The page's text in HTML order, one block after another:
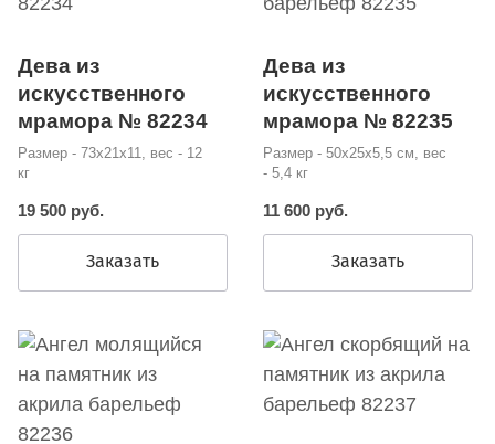
Дева из
искусственного
мрамора № 82234
Размер - 73х21х11, вес - 12
кг
19 500 руб.
Заказать
Дева из
искусственного
мрамора № 82235
Размер - 50х25х5,5 см, вес
- 5,4 кг
11 600 руб.
Заказать